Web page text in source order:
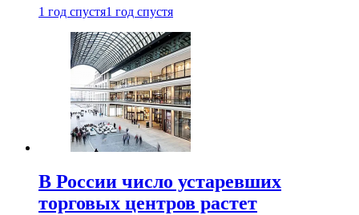
1 год спустя1 год спустя
В России число устаревших
торговых центров растет